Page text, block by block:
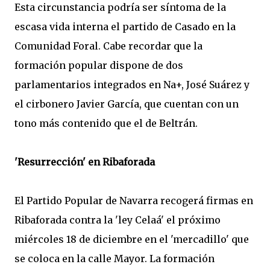
Esta circunstancia podría ser síntoma de la
escasa vida interna el partido de Casado en la
Comunidad Foral. Cabe recordar que la
formación popular dispone de dos
parlamentarios integrados en Na+, José Suárez y
el cirbonero Javier García, que cuentan con un
tono más contenido que el de Beltrán.
'Resurrección' en Ribaforada
El Partido Popular de Navarra recogerá firmas en
Ribaforada contra la 'ley Celaá' el próximo
miércoles 18 de diciembre en el 'mercadillo' que
se coloca en la calle Mayor. La formación